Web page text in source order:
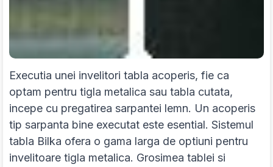
Executia unei invelitori tabla acoperis, fie ca
optam pentru tigla metalica sau tabla cutata,
incepe cu pregatirea sarpantei lemn. Un acoperis
tip sarpanta bine executat este esential. Sistemul
tabla Bilka ofera o gama larga de optiuni pentru
invelitoare tigla metalica. Grosimea tablei si